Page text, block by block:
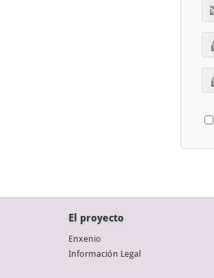
El proyecto
Enxenio
Información Legal